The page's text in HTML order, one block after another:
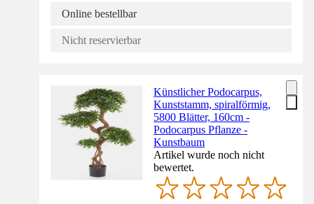
Online bestellbar
Nicht reservierbar
Künstlicher Podocarpus,
Kunststamm, spiralförmig,
5800 Blätter, 160cm -
Podocarpus Pflanze -
Kunstbaum
Artikel wurde noch nicht
bewertet.